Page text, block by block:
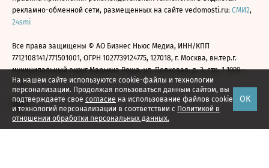
На нашем сайте используются cookie-файлы и технологии
персонализации. Продолжая пользоваться данным сайтом, вы
подтверждаете свое согласие на использование файлов cookie
и технологий персонализации в соответствии с Политикой в
отношении обработки персональных данных.
ОК
рекламно-обменной сети, размещенных на сайте vedomosti.ru: СМИ2,
24smi
Все права защищены © АО Бизнес Ньюс Медиа, ИНН/КПП
7712108141/771501001, ОГРН 1027739124775, 127018, г. Москва, вн.тер.г.
муниципальный округ Марьина Роща, ул. Полковая, д. 3, стр. 1 1999—
2026